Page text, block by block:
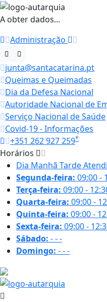
A obter dados...
Administração
junta@santacatarina.pt
Queimas e Queimadas
Dia da Defesa Nacional
Autoridade Nacional de
Serviço Nacional de Saúde
Covid-19 - Informações
+351 262 927 259*
Horários
Dia Manhã Tarde
Segunda-feira: 09:00 -
Terça-feira: 09:00 -
Quarta-feira: 09:00 -
Quinta-feira: 09:00 -
Sexta-feira: 09:00 -
Sábado: ---
Domingo: ---